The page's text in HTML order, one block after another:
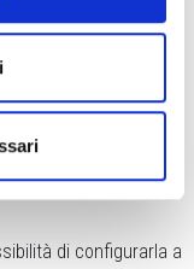
di configurarla a